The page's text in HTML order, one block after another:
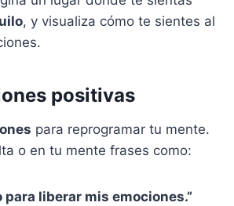
, y visualiza cómo te sientes al
positivas
para reprogramar tu mente.
o en tu mente frases como:
para liberar mis emociones.”